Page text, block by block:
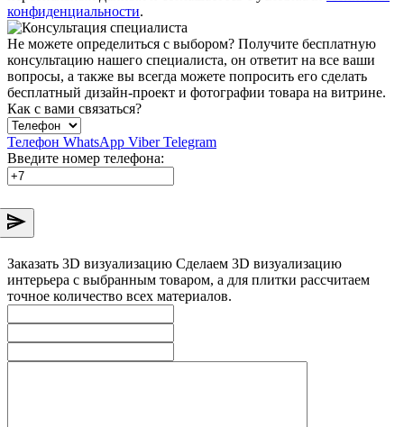
конфиденциальности.
Не можете определиться с выбором? Получите бесплатную
консультацию нашего специалиста, он ответит на все ваши
вопросы, а также вы всегда можете попросить его сделать
бесплатный дизайн-проект и фотографии товара на витрине.
Как с вами связаться?
Телефон WhatsApp ViberTelegram
Введите номер телефона:
Заказать 3D визуализацию Сделаем 3D визуализацию
интерьера с выбранным товаром, а для плитки рассчитаем
точное количество всех материалов.